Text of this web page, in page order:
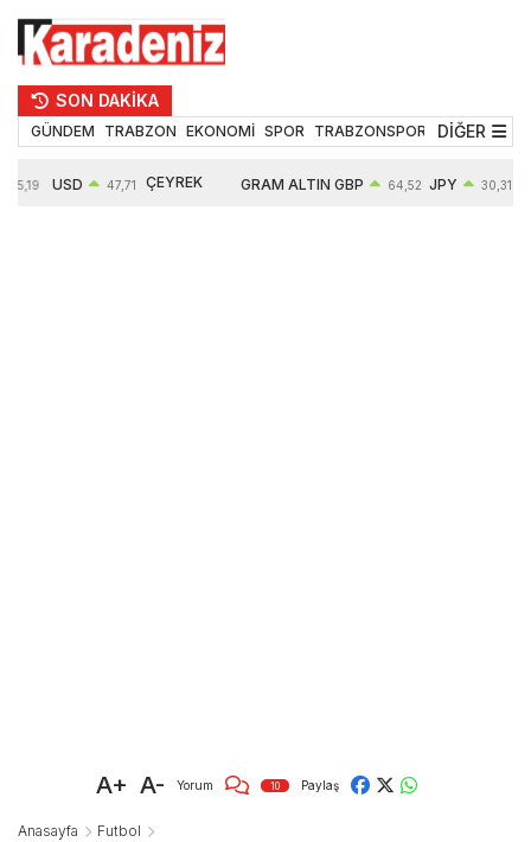
SON DAKİKA
GÜNDEM TRABZON EKONOMİ SPOR TRABZONSPOR TEKNOLOJİ
DİĞER
55,19 USD 47,71 ÇEYREK GRAM ALTIN GBP 64,52 JPY 30,31
A+ A- Yorum 10 Paylaş
Anasayfa
Futbol